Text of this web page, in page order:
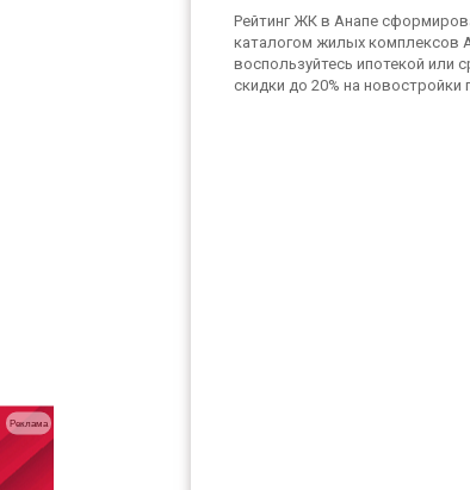
Рейтинг ЖК в Анапе
каталогом жилых комплексов
воспользуйтесь ипотекой или
скидки до 20% на новостройки
Реклама